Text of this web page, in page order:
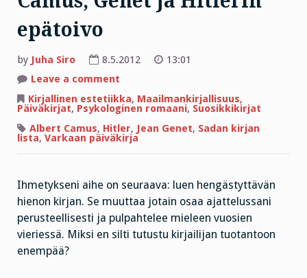
epätoivo
by Juha Siro 8.5.2012
13:01
Leave a comment
Genet
ja
Hitlerin
epätoivo
Kirjallinen estetiikka, Maailmankirjallisuus,
Päiväkirjat, Psykologinen romaani, Suosikkikirjat
Albert Camus, Hitler, Jean Genet, Sadan kirjan
lista, Varkaan päiväkirja
Ihmetykseni aihe on seuraava: luen hengästyttävän
hienon kirjan. Se muuttaa jotain osaa ajattelussani
perusteellisesti ja pulpahtelee mieleen vuosien
vieriessä. Miksi en silti tutustu kirjailijan tuotantoon
enempää?